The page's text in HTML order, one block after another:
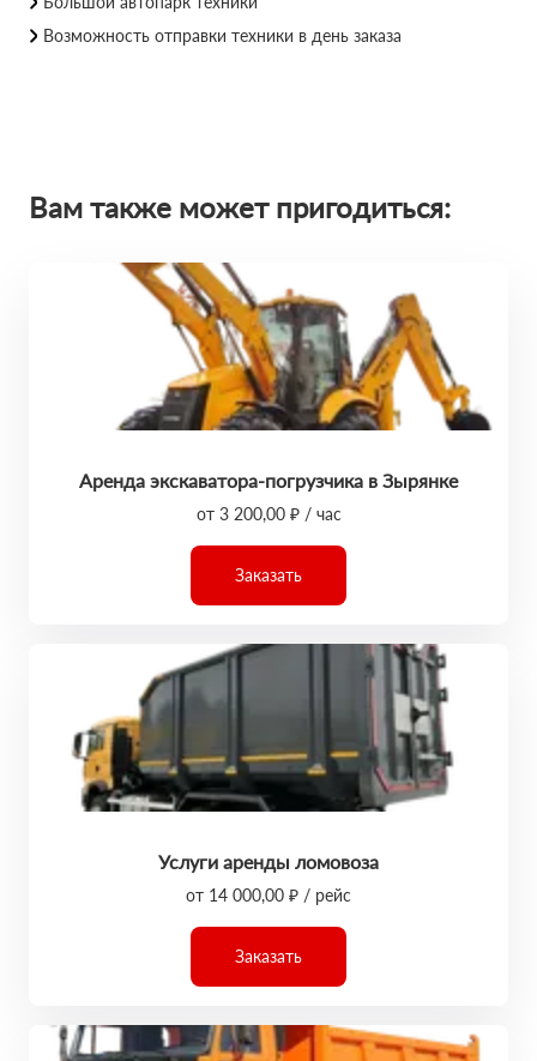
Возможность отправки техники в день заказа
Вам также может пригодиться:
Аренда экскаватора-погрузчика в Зырянке
от 3 200,00 ₽ / час
Заказать
Услуги аренды ломовоза
от 14 000,00 ₽ / рейс
Заказать